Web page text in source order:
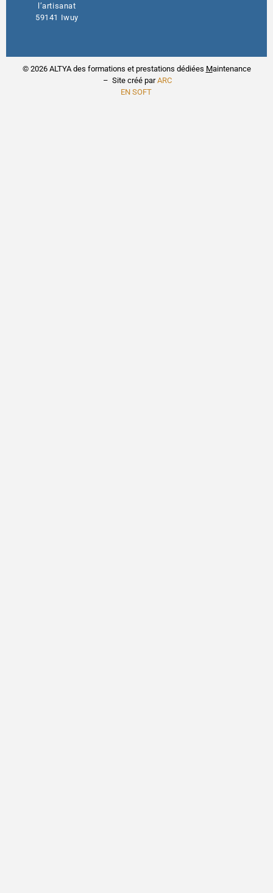
l’artisanat
59141 Iwuy
© 2026 ALTYA des formations et prestations dédiées Maintenance
– Site créé parARC
EN SOFT